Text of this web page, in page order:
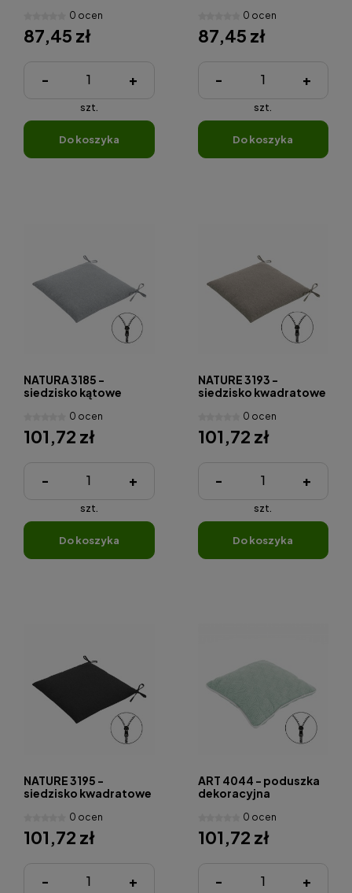
0 ocen
87,45 zł
- +
szt.
do koszyka
0 ocen
87,45 zł
- +
szt.
do koszyka
NATURA 3185 -
siedzisko kątowe
0 ocen
101,72 zł
- +
szt.
do koszyka
NATURE 3193 -
siedzisko kwadratowe
0 ocen
101,72 zł
- +
szt.
do koszyka
NATURE 3195 -
siedzisko kwadratowe
0 ocen
101,72 zł
- +
ART 4044 - poduszka
dekoracyjna
0 ocen
101,72 zł
- +